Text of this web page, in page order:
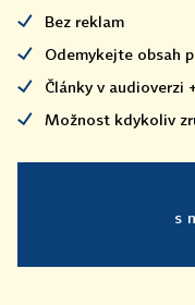
Bez reklam
Odemykejte obsah
Články v audioverzi
Možnost kdykoliv
s